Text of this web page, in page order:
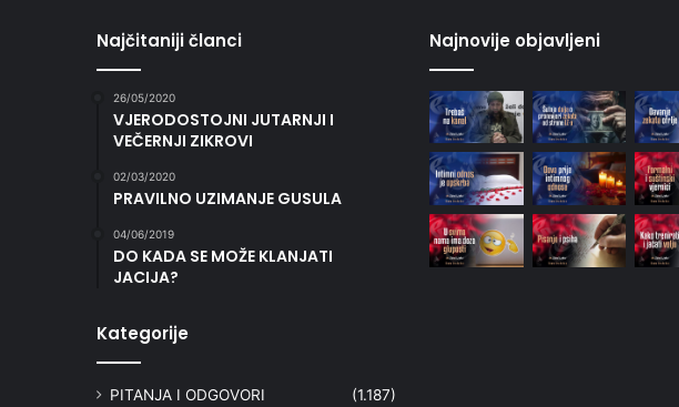
Najčitaniji članci
26/05/2020
VJERODOSTOJNI JUTARNJI I
VEČERNJI ZIKROVI
02/03/2020
PRAVILNO UZIMANJE GUSULA
04/06/2019
DO KADA SE MOŽE KLANJATI
JACIJA?
Kategorije
PITANJA I ODGOVORI (1.187)
Najnovije objavljeni